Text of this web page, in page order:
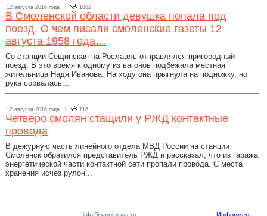
12 августа 2016 года | 1882
В Смоленской области девушка попала под
поезд. О чем писали смоленские газеты 12
августа 1958 года…
Со станции Сещинская на Рославль отправлялся пригородный
поезд. В это время к одному из вагонов подбежала местная
жительница Надя Иванова. На ходу она прыгнула на подножку, но
рука сорвалась...
12 августа 2016 года | 716
Четверо смолян стащили у РЖД контактные
провода
В дежурную часть линейного отдела МВД России на станции
Смоленск обратился представитель РЖД и рассказал, что из гаража
энергетической части контактной сети пропали провода. С места
хранения исчез рулон...